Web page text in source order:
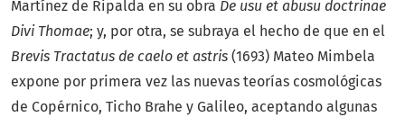
Martínez de Ripalda en su obra De usu et abusu doctrinae
Divi Thomae; y, por otra, se subraya el hecho de que en el
Brevis Tractatus de caelo et astris (1693) Mateo Mimbela
expone por primera vez las nuevas teorías cosmológicas
de Copérnico, Ticho Brahe y Galileo, aceptando algunas